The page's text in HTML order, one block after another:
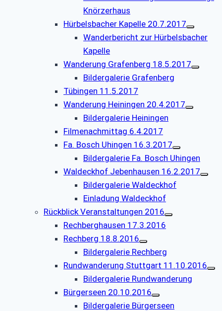
Knörzerhaus
Hürbelsbacher Kapelle 20.7.2017
Wanderbericht zur Hürbelsbacher
Kapelle
Wanderung Grafenberg 18.5.2017
Bildergalerie Grafenberg
Tübingen 11.5.2017
Wanderung Heiningen 20.4.2017
Bildergalerie Heiningen
Filmenachmittag 6.4.2017
Fa. Bosch Uhingen 16.3.2017
Bildergalerie Fa. Bosch Uhingen
Waldeckhof Jebenhausen 16.2.2017
Bildergalerie Waldeckhof
Einladung Waldeckhof
Rückblick Veranstaltungen 2016
Rechberghausen 17.3.2016
Rechberg 18.8.2016
Bildergalerie Rechberg
Rundwanderung Stuttgart 11.10.2016
Bildergalerie Rundwanderung
Bürgerseen 20.10.2016
Bildergalerie Bürgerseen